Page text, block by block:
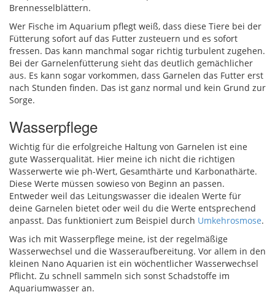
Brennesselblättern.
Wer Fische im Aquarium pflegt weiß, dass diese Tiere bei der
Fütterung sofort auf das Futter zusteuern und es sofort
fressen. Das kann manchmal sogar richtig turbulent zugehen.
Bei der Garnelenfütterung sieht das deutlich gemächlicher
aus. Es kann sogar vorkommen, dass Garnelen das Futter erst
nach Stunden finden. Das ist ganz normal und kein Grund zur
Sorge.
Wasserpflege
Wichtig für die erfolgreiche Haltung von Garnelen ist eine
gute Wasserqualität. Hier meine ich nicht die richtigen
Wasserwerte wie ph-Wert, Gesamthärte und Karbonathärte.
Diese Werte müssen sowieso von Beginn an passen.
Entweder weil das Leitungswasser die idealen Werte für
deine Garnelen bietet oder weil du die Werte entsprechend
anpasst. Das funktioniert zum Beispiel durch Umkehrosmose.
Was ich mit Wasserpflege meine, ist der regelmäßige
Wasserwechsel und die Wasseraufbereitung. Vor allem in den
kleinen Nano Aquarien ist ein wöchentlicher Wasserwechsel
Pflicht. Zu schnell sammeln sich sonst Schadstoffe im
Aquariumwasser an.